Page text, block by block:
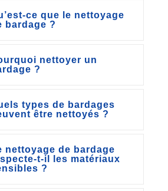
ce que le nettoyage
bardage ?
nettoyer un
?
types de bardages
être nettoyés ?
nettoyage de bardage
t-il les matériaux
?